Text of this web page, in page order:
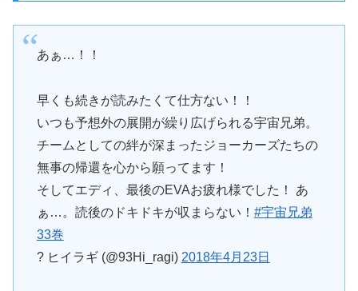
あぁ…！！
早くも続きが読みたくて仕方ない！！
いつも予想外の展開が繰り広げられる宇宙兄弟。
チームとしての絆が深まったジョーカーズたちの
無事の帰還を心から願ってます！
そしてエディ、最後のEVAお疲れ様でした！ あ
ぁ…。読後のドキドキが収まらない！ #宇宙兄弟
33巻
? ヒイラギ (@93Hi_ragi) 2018年4月23日